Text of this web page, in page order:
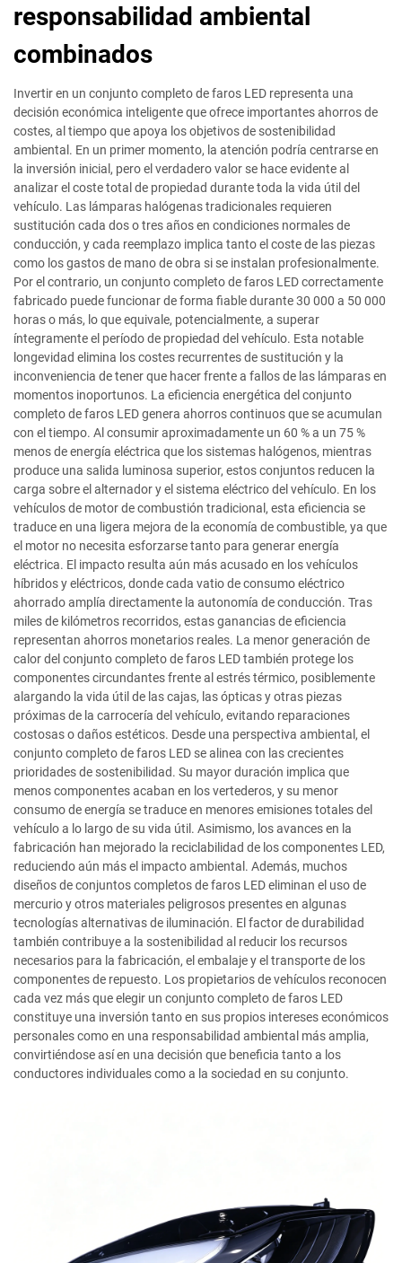
responsabilidad ambiental
combinados
Invertir en un conjunto completo de faros LED representa una
decisión económica inteligente que ofrece importantes ahorros de
costes, al tiempo que apoya los objetivos de sostenibilidad
ambiental. En un primer momento, la atención podría centrarse en
la inversión inicial, pero el verdadero valor se hace evidente al
analizar el coste total de propiedad durante toda la vida útil del
vehículo. Las lámparas halógenas tradicionales requieren
sustitución cada dos o tres años en condiciones normales de
conducción, y cada reemplazo implica tanto el coste de las piezas
como los gastos de mano de obra si se instalan profesionalmente.
Por el contrario, un conjunto completo de faros LED correctamente
fabricado puede funcionar de forma fiable durante 30 000 a 50 000
horas o más, lo que equivale, potencialmente, a superar
íntegramente el período de propiedad del vehículo. Esta notable
longevidad elimina los costes recurrentes de sustitución y la
inconveniencia de tener que hacer frente a fallos de las lámparas en
momentos inoportunos. La eficiencia energética del conjunto
completo de faros LED genera ahorros continuos que se acumulan
con el tiempo. Al consumir aproximadamente un 60 % a un 75 %
menos de energía eléctrica que los sistemas halógenos, mientras
produce una salida luminosa superior, estos conjuntos reducen la
carga sobre el alternador y el sistema eléctrico del vehículo. En los
vehículos de motor de combustión tradicional, esta eficiencia se
traduce en una ligera mejora de la economía de combustible, ya que
el motor no necesita esforzarse tanto para generar energía
eléctrica. El impacto resulta aún más acusado en los vehículos
híbridos y eléctricos, donde cada vatio de consumo eléctrico
ahorrado amplía directamente la autonomía de conducción. Tras
miles de kilómetros recorridos, estas ganancias de eficiencia
representan ahorros monetarios reales. La menor generación de
calor del conjunto completo de faros LED también protege los
componentes circundantes frente al estrés térmico, posiblemente
alargando la vida útil de las cajas, las ópticas y otras piezas
próximas de la carrocería del vehículo, evitando reparaciones
costosas o daños estéticos. Desde una perspectiva ambiental, el
conjunto completo de faros LED se alinea con las crecientes
prioridades de sostenibilidad. Su mayor duración implica que
menos componentes acaban en los vertederos, y su menor
consumo de energía se traduce en menores emisiones totales del
vehículo a lo largo de su vida útil. Asimismo, los avances en la
fabricación han mejorado la reciclabilidad de los componentes LED,
reduciendo aún más el impacto ambiental. Además, muchos
diseños de conjuntos completos de faros LED eliminan el uso de
mercurio y otros materiales peligrosos presentes en algunas
tecnologías alternativas de iluminación. El factor de durabilidad
también contribuye a la sostenibilidad al reducir los recursos
necesarios para la fabricación, el embalaje y el transporte de los
componentes de repuesto. Los propietarios de vehículos reconocen
cada vez más que elegir un conjunto completo de faros LED
constituye una inversión tanto en sus propios intereses económicos
personales como en una responsabilidad ambiental más amplia,
convirtiéndose así en una decisión que beneficia tanto a los
conductores individuales como a la sociedad en su conjunto.